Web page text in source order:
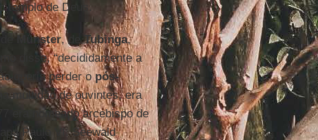
templo de Deus.
, deMünster, deTubinga,
disse, “decididamente a
queria perder opós-
multidão de ouvintes, era
era nomeado arcebispo de
Paulo VI. Seewald